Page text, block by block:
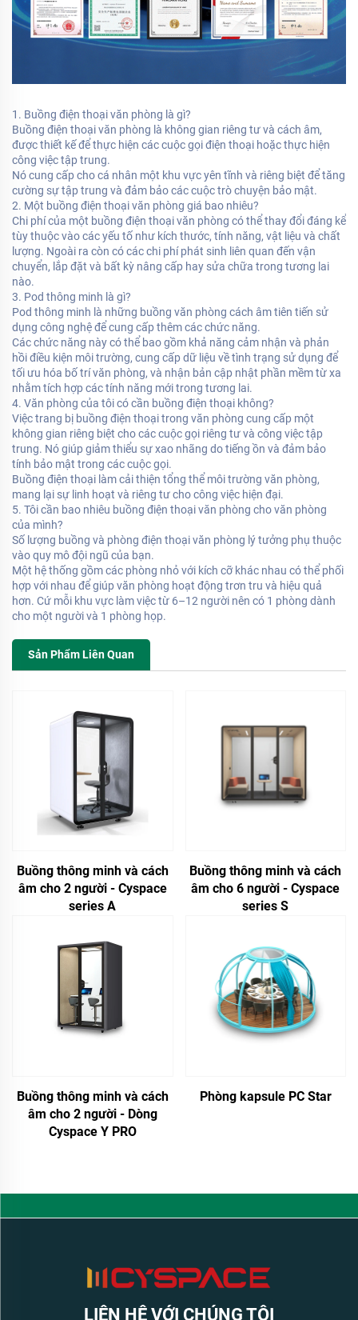
1. Buồng điện thoại văn phòng là gì?
Buồng điện thoại văn phòng là không gian riêng tư và cách âm,
được thiết kế để thực hiện các cuộc gọi điện thoại hoặc thực hiện
công việc tập trung.
Nó cung cấp cho cá nhân một khu vực yên tĩnh và riêng biệt để tăng
cường sự tập trung và đảm bảo các cuộc trò chuyện bảo mật.
2. Một buồng điện thoại văn phòng giá bao nhiêu?
Chi phí của một buồng điện thoại văn phòng có thể thay đổi đáng kể
tùy thuộc vào các yếu tố như kích thước, tính năng, vật liệu và chất
lượng. Ngoài ra còn có các chi phí phát sinh liên quan đến vận
chuyển, lắp đặt và bất kỳ nâng cấp hay sửa chữa trong tương lai
nào.
3. Pod thông minh là gì?
Pod thông minh là những buồng văn phòng cách âm tiên tiến sử
dụng công nghệ để cung cấp thêm các chức năng.
Các chức năng này có thể bao gồm khả năng cảm nhận và phản
hồi điều kiện môi trường, cung cấp dữ liệu về tình trạng sử dụng để
tối ưu hóa bố trí văn phòng, và nhận bản cập nhật phần mềm từ xa
nhằm tích hợp các tính năng mới trong tương lai.
4. Văn phòng của tôi có cần buồng điện thoại không?
Việc trang bị buồng điện thoại trong văn phòng cung cấp một
không gian riêng biệt cho các cuộc gọi riêng tư và công việc tập
trung. Nó giúp giảm thiểu sự xao nhãng do tiếng ồn và đảm bảo
tính bảo mật trong các cuộc gọi.
Buồng điện thoại làm cải thiện tổng thể môi trường văn phòng,
mang lại sự linh hoạt và riêng tư cho công việc hiện đại.
5. Tôi cần bao nhiêu buồng điện thoại văn phòng cho văn phòng
của mình?
Số lượng buồng và phòng điện thoại văn phòng lý tưởng phụ thuộc
vào quy mô đội ngũ của bạn.
Một hệ thống gồm các phòng nhỏ với kích cỡ khác nhau có thể phối
hợp với nhau để giúp văn phòng hoạt động trơn tru và hiệu quả
hơn. Cứ mỗi khu vực làm việc từ 6–12 người nên có 1 phòng dành
cho một người và 1 phòng họp.
Sản Phẩm Liên Quan
Buồng thông minh và cách
âm cho 2 người - Cyspace
series A
Buồng thông minh và cách
âm cho 6 người - Cyspace
series S
Buồng thông minh và cách
âm cho 2 người - Dòng
Cyspace Y PRO
Phòng kapsule PC Star
LIÊN HỆ VỚI CHÚNG TÔI